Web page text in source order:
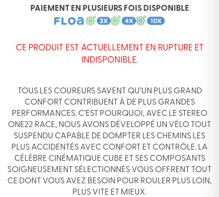
PAIEMENT EN PLUSIEURS FOIS DISPONIBLE
CE PRODUIT EST ACTUELLEMENT EN RUPTURE ET
INDISPONIBLE.
TOUS LES COUREURS SAVENT QU’UN PLUS GRAND
CONFORT CONTRIBUENT À DE PLUS GRANDES
PERFORMANCES. C’EST POURQUOI, AVEC LE STEREO
ONE22 RACE, NOUS AVONS DÉVELOPPÉ UN VÉLO TOUT
SUSPENDU CAPABLE DE DOMPTER LES CHEMINS LES
PLUS ACCIDENTÉS AVEC CONFORT ET CONTRÔLE. LA
CÉLÈBRE CINÉMATIQUE CUBE ET SES COMPOSANTS
SOIGNEUSEMENT SÉLECTIONNÉS VOUS OFFRENT TOUT
CE DONT VOUS AVEZ BESOIN POUR ROULER PLUS LOIN,
PLUS VITE ET MIEUX.